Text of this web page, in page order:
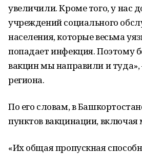
увеличили. Кроме того, у нас
учреждений социального
населения, которые весьма
попадает инфекция. Поэтому
вакцин мы направили и
региона.
По его словам, в
пунктов вакцинации,
«Их общая пропускная